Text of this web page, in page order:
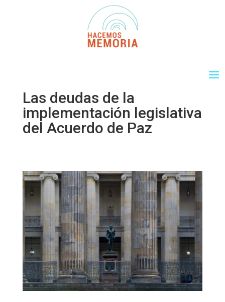
Las deudas de la
implementación legislativa
del Acuerdo de Paz